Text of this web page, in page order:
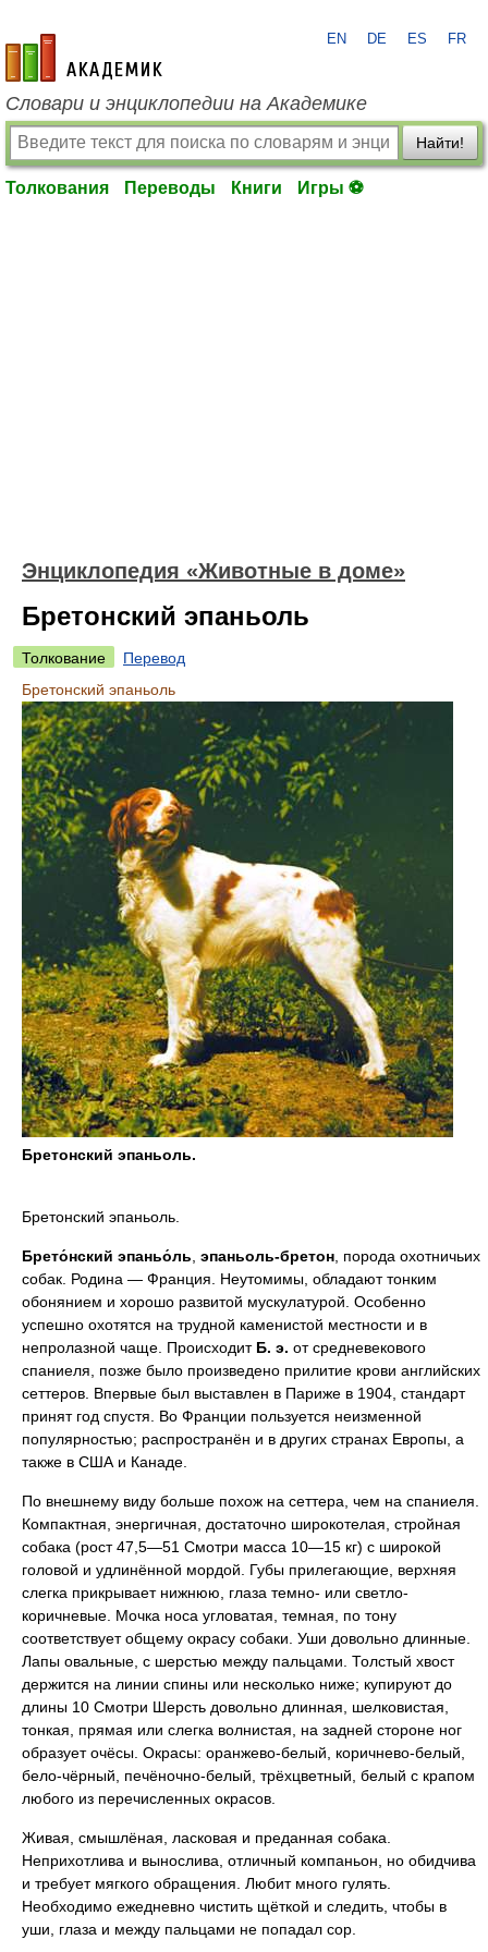
academic.ru
EN DE ES FR
Словари и энциклопедии на Академике
Найти!
Толкования Переводы Книги Игры ⚽
Энциклопедия «Животные в доме»
Бретонский эпаньоль
Толкование
Перевод
Бретонский эпаньоль
Бретонский эпаньоль.
Бретонский эпаньоль.
Брето́нский эпаньо́ль эпаньоль-бретон , порода охотничьих
собак. Родина — Франция. Неутомимы, обладают тонким
обонянием и хорошо развитой мускулатурой. Особенно
успешно охотятся на трудной каменистой местности и в
непролазной чаще. Происходит Б. э. от средневекового
спаниеля, позже было произведено прилитие крови английских
сеттеров. Впервые был выставлен в Париже в 1904, стандарт
принят год спустя. Во Франции пользуется неизменной
популярностью; распространён и в других странах Европы, а
также в США и Канаде.
По внешнему виду больше похож на сеттера, чем на спаниеля.
Компактная, энергичная, достаточно широкотелая, стройная
собака (рост 47,5—51 Смотри масса 10—15 кг) с широкой
головой и удлинённой мордой. Губы прилегающие, верхняя
слегка прикрывает нижнюю, глаза темно- или светло-
коричневые. Мочка носа угловатая, темная, по тону
соответствует общему окрасу собаки. Уши довольно длинные.
Лапы овальные, с шерстью между пальцами. Толстый хвост
держится на линии спины или несколько ниже; купируют до
длины 10 Смотри Шерсть довольно длинная, шелковистая,
тонкая, прямая или слегка волнистая, на задней стороне ног
образует очёсы. Окрасы: оранжево-белый, коричнево-белый,
бело-чёрный, печёночно-белый, трёхцветный, белый с крапом
любого из перечисленных окрасов.
Живая, смышлёная, ласковая и преданная собака.
Неприхотлива и вынослива, отличный компаньон, но обидчива
и требует мягкого обращения. Любит много гулять.
Необходимо ежедневно чистить щёткой и следить, чтобы в
уши, глаза и между пальцами не попадал сор.